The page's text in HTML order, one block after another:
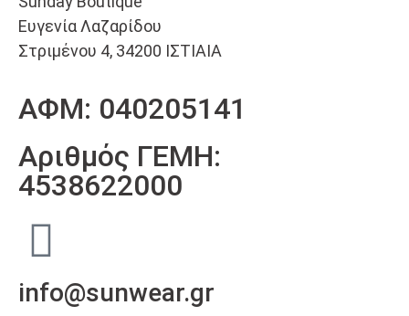
Ευγενία Λαζαρίδου
Στριμένου 4, 34200 ΙΣΤΙΑΙΑ
ΑΦΜ: 040205141
Αριθμός ΓΕΜΗ:
4538622000
info@sunwear.gr